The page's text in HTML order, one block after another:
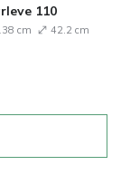
110
cm 42.2 cm